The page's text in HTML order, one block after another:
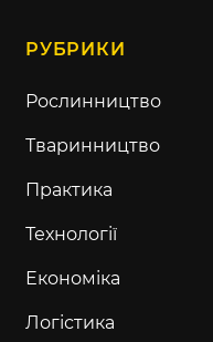
РУБРИКИ
Рослинництво
Тваринництво
Практика
Технології
Економіка
Логістика